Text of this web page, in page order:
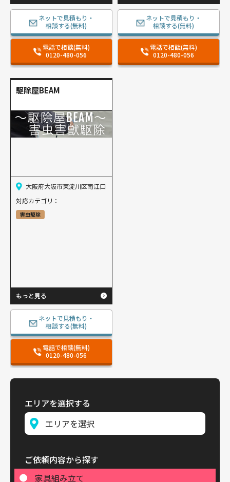
ネットで見積もり・
相談する(無料)
電話で相談(無料)
0120-480-056
ネットで見積もり・
相談する(無料)
電話で相談(無料)
0120-480-056
駆除屋BEAM
大阪府大阪市東淀川区南江口
対応カテゴリ：
害虫駆除
もっと見る
ネットで見積もり・
相談する(無料)
電話で相談(無料)
0120-480-056
エリアを選択する
ご依頼内容から探す
家具組み立て